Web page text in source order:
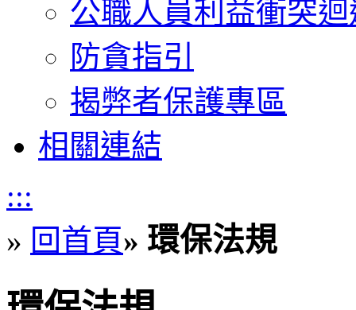
公職人員利益衝突
防貪指引
揭弊者保護專區
相關連結
:::
» 回首頁» 環保法規